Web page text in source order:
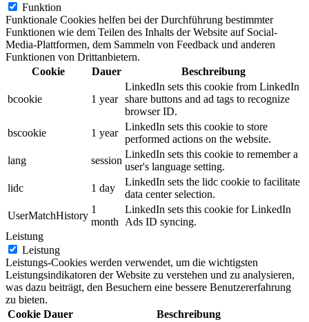
Funktion
Funktionale Cookies helfen bei der Durchführung bestimmter
Funktionen wie dem Teilen des Inhalts der Website auf Social-
Media-Plattformen, dem Sammeln von Feedback und anderen
Funktionen von Drittanbietern.
Cookie
Dauer Beschreibung
bcookie 1 year
LinkedIn sets this cookie from LinkedIn
share buttons and ad tags to recognize
browser ID.
bscookie
1 year
LinkedIn sets this cookie to store
performed actions on the website.
lang
session
LinkedIn sets this cookie to remember a
user's language setting.
lidc
1 day
LinkedIn sets the lidc cookie to facilitate
data center selection.
UserMatchHistory
1
month
LinkedIn sets this cookie for LinkedIn
Ads ID syncing.
Leistung
Leistung
Leistungs-Cookies werden verwendet, um die wichtigsten
Leistungsindikatoren der Website zu verstehen und zu analysieren,
was dazu beiträgt, den Besuchern eine bessere Benutzererfahrung
zu bieten.
Cookie Dauer Beschreibung